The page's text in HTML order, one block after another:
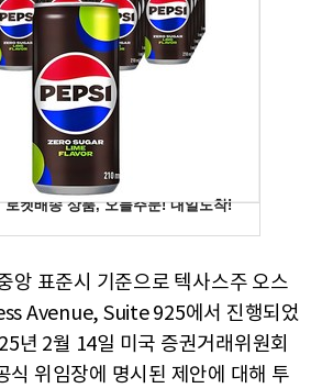
앙 표준시 기준으로 텍사스주 오스
Avenue, Suite 925에서 진행되었
년 2월 14일 미국 증권거래위원회
식 위임장에 명시된 제안에 대해 투